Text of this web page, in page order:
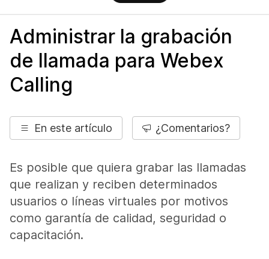
Administrar la grabación
de llamada para Webex
Calling
En este artículo ¿Comentarios?
Es posible que quiera grabar las llamadas
que realizan y reciben determinados
usuarios o líneas virtuales por motivos
como garantía de calidad, seguridad o
capacitación.